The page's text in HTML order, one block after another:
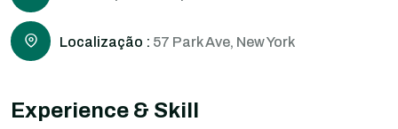
Localização : 57 Park Ave, New York
Experience & Skill